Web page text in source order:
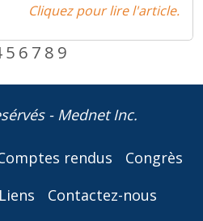
Cliquez pour lire l'article.
5 6 7 8 9
- Mednet Inc.
rendus
Congrès
Liens
Contactez-nous